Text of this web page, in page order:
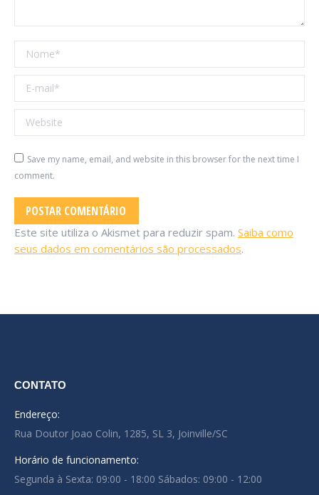
Nome *
E-mail *
Website
Save my name, email, and website in this browser for the next time I
comment.
POSTAR COMENTÁRIO
Este site utiliza o Akismet para reduzir spam. Saiba como
seus dados em comentários são processados.
CONTATO
Endereço:
Rua Doutor Joao Colin, 1285, SL 3, Joinville/SC
Horário de funcionamento:
Segunda à Sexta: 09:00 - 18:00 Sábados: 09:00 - 12:00